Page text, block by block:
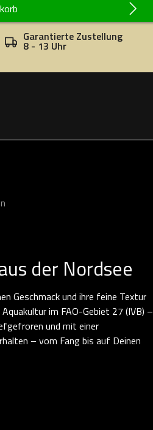
Garantierte Zustellung
8 - 13 Uhr
der Nordsee
Geschmack und ihre feine Textur
im FAO-Gebiet 27 (IVB) –
und mit einer
– vom Fang bis auf Deinen